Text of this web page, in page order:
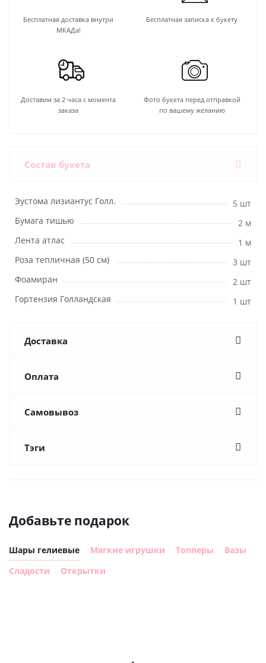
Бесплатная доставка внутри
МКАДа!
Бесплатная записка к букету
Доставим за 2 часа с момента
заказа
Фото букета перед отправкой
по вашему желанию
Состав букета
Эустома лизиантус Голл.
5 шт
Бумага тишью
2 м
Лента атлас
1 м
Роза тепличная (50 см)
3 шт
Фоамиран
2 шт
Гортензия Голландская
1 шт
Доставка
Оплата
Самовывоз
Тэги
Добавьте подарок
Шары гелиевые Мягкие игрушки Топперы
Вазы
Сладости
Открытки